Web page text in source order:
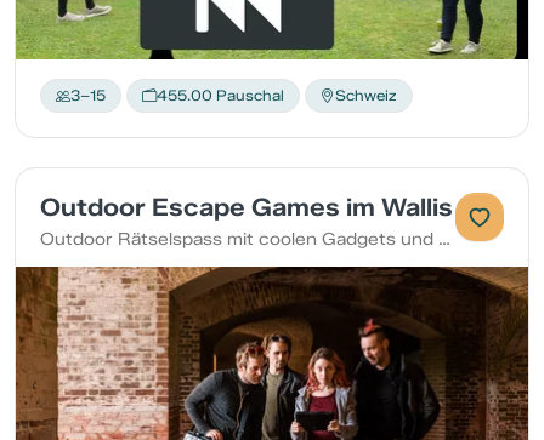
3–15 455.00 Pauschal Schweiz
Outdoor Escape Games im Wallis
Outdoor Rätselspass mit coolen Gadgets und Augmented Reality